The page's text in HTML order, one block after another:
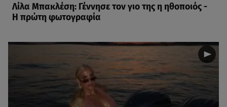
Λίλα Μπακλέση: Γέννησε τον γιο της η ηθοποιός -
Η πρώτη φωτογραφία